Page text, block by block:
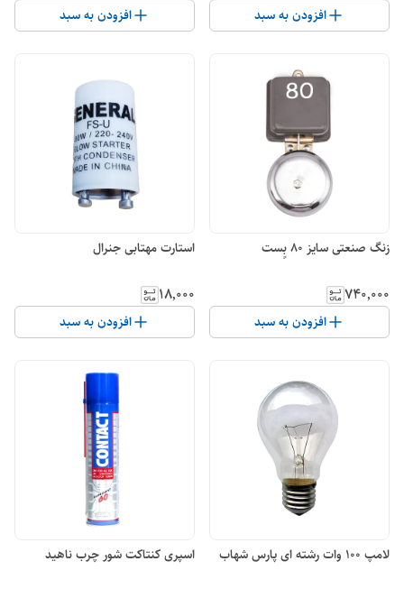
افزودن به سبد افزودن به سبد
زنگ صنعتی سایز 80 بٍست
۷۴۰٬۰۰۰
افزودن به سبد
استارت مهتابی جنرال
۱۸٬۰۰۰
افزودن به سبد
لامپ 100 وات رشته ای پارس شهاب اسپری کنتاکت شور چرب ناهید